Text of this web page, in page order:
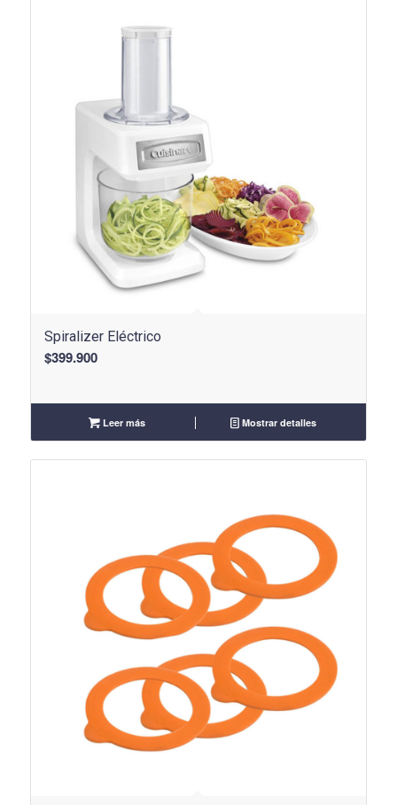
Spiralizer Eléctrico
$399.900
Leer más Mostrar detalles